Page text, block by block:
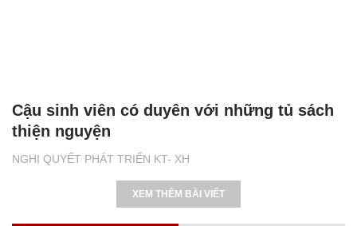
NGHỊ QUYẾT PHÁT TRIỂN KT- XH
Cậu sinh viên có duyên với những tủ sách
thiện nguyện
XEM THÊM BÀI VIẾT